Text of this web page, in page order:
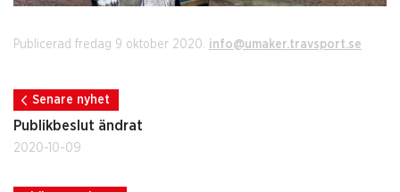
Publicerad fredag 9 oktober 2020. info@umaker.travsport.se
Senare nyhet
Publikbeslut ändrat
2020-10-09